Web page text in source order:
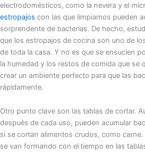
electrodomésticos, como la nevera y el
estropajos con las que limpiamos pueden
sorprendente de bacterias. De hecho,
que los estropajos de cocina son uno de
de toda la casa. Y no es que se ensucien
la humedad y los restos de comida que se
crear un ambiente perfecto para que las
rápidamente.
Otro punto clave son las tablas de cortar.
después de cada uso, pueden acumular
si se cortan alimentos crudos, como
se van formando con el tiempo en las